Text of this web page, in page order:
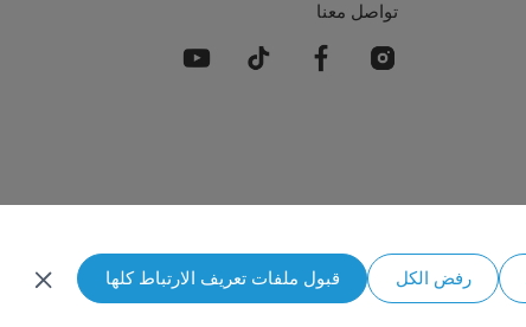
تواصل معنا
رفض الكل قبول ملفات تعريف الارتباط كلها